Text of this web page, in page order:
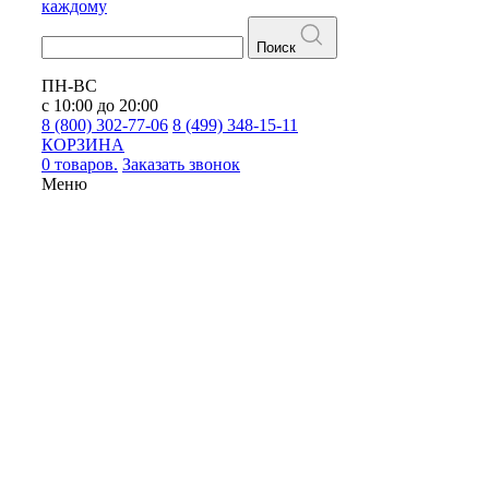
каждому
Поиск
ПН-ВС
с 10:00 до 20:00
8 (800) 302-77-06 8 (499) 348-15-11
КОРЗИНА
0 товаров. Заказать звонок
Меню